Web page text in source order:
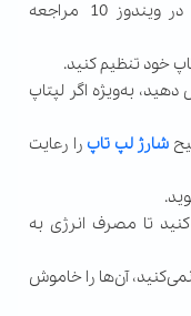
کار باید به تنظیمات باتری لپ تاپ در ویندوز 10 مراجعه
خود تنظیم کنید.
به‌ویژه اگر لپتاپ
شارژ لپ تاپ را رعایت
تا مصرف انرژی به
آن‌ها را خاموش